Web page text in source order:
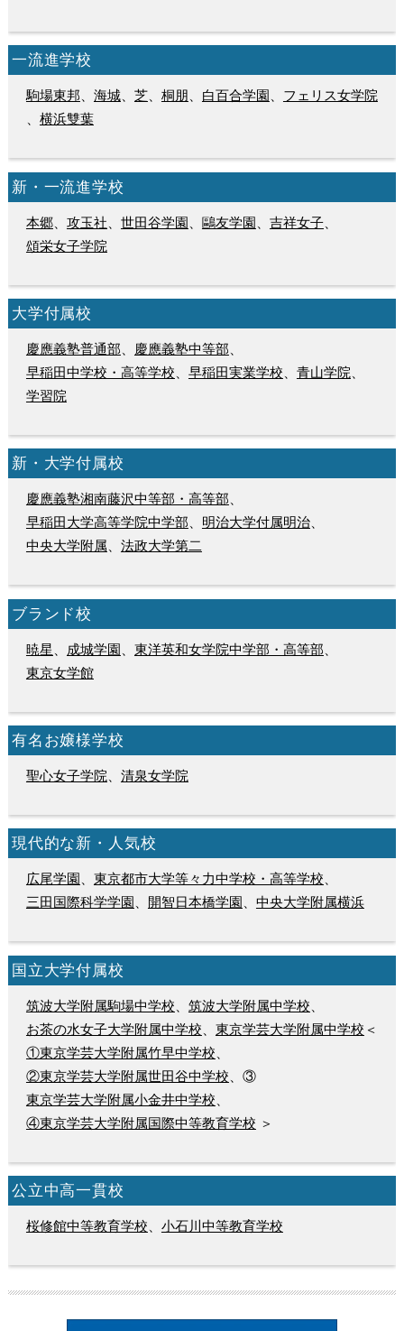
一流進学校
駒場東邦 海城、 芝、 桐朋 白百合学園
フェリス女学院
横浜雙葉
新・一流進学校
本郷、 攻玉社 世田谷学園 鷗友学園 吉祥女子、
頌栄女子学院
大学付属校
慶應義塾普通部 慶應義塾中等部
早稲田中学校・高等学校
早稲田実業学校 青山学院
学習院
新・大学付属校
慶應義塾湘南藤沢中等部・高等部
早稲田大学高等学院中学部
明治大学付属明治、
中央大学附属
法政大学第二
ブランド校
暁星 成城学園 東洋英和女学院中学部・高等部
東京女学館
有名お嬢様学校
聖心女子学院 清泉女学院
現代的な新・人気校
広尾学園 東京都市大学等々力中学校・高等学校
三田国際科学学園
開智日本橋学園 中央大学附属横浜
国立大学付属校
筑波大学附属駒場中学校 筑波大学附属中学校
お茶の水女子大学附属中学校
東京学芸大学附属中学校 ＜
①東京学芸大学附属竹早中学校
②東京学芸大学附属世田谷中学校 、③
東京学芸大学附属小金井中学校
④東京学芸大学附属国際中等教育学校 ＞
公立中高一貫校
桜修館中等教育学校 小石川中等教育学校